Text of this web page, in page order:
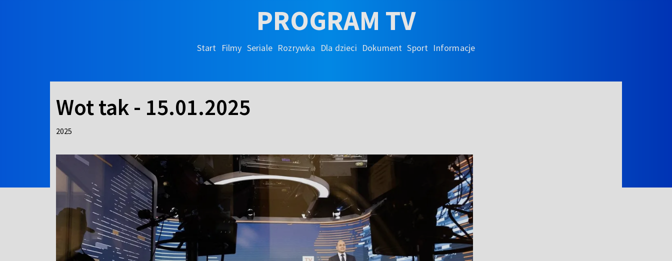
PROGRAM TV
Start Filmy Seriale Rozrywka Dla dzieci Dokument Sport Informacje
Wot tak - 15.01.2025
2025